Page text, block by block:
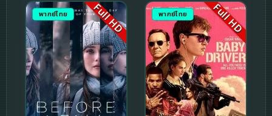
พากย์ไทย Full HD พากย์ไทย Full HD